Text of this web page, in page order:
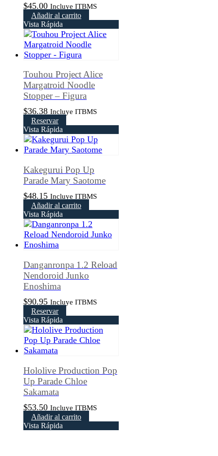
$45.00 Incluye ITBMS
Añadir al carrito
Vista Rápida
Touhou Project Alice
Margatroid Noodle
Stopper – Figura
$36.38 Incluye ITBMS
Reservar
Vista Rápida
Kakegurui Pop Up
Parade Mary Saotome
$48.15 Incluye ITBMS
Añadir al carrito
Vista Rápida
Danganronpa 1.2 Reload
Nendoroid Junko
Enoshima
$90.95 Incluye ITBMS
Reservar
Vista Rápida
Hololive Production Pop
Up Parade Chloe
Sakamata
$53.50 Incluye ITBMS
Añadir al carrito
Vista Rápida